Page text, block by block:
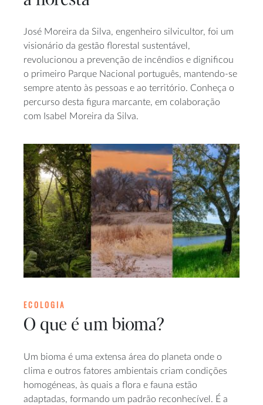
José Moreira da Silva, engenheiro silvicultor, foi um
visionário da gestão florestal sustentável,
revolucionou a prevenção de incêndios e dignificou
o primeiro Parque Nacional português, mantendo-se
sempre atento às pessoas e ao território. Conheça o
percurso desta figura marcante, em colaboração
com Isabel Moreira da Silva.
ECOLOGIA
O que é um bioma?
Um bioma é uma extensa área do planeta onde o
clima e outros fatores ambientais criam condições
homogéneas, às quais a flora e fauna estão
adaptadas, formando um padrão reconhecível. É a